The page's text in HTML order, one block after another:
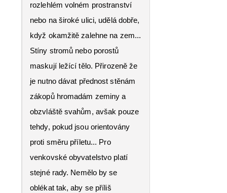
rozlehlém volném prostranství
nebo na široké ulici, udělá dobře,
když okamžitě zalehne na zem...
Stíny stromů nebo porostů
maskují ležící tělo. Přirozeně že
je nutno dávat přednost stěnám
zákopů hromadám zeminy a
obzvláště svahům, avšak pouze
tehdy, pokud jsou orientovány
proti směru příletu... Pro
venkovské obyvatelstvo platí
stejné rady. Nemělo by se
oblékat tak, aby se příliš